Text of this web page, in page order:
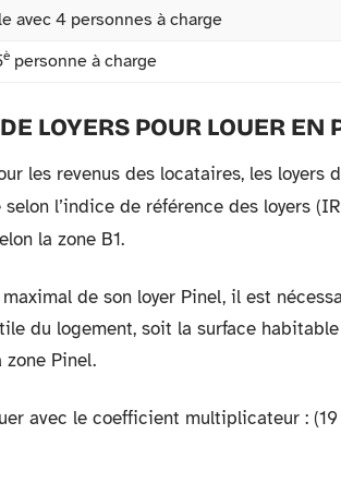
avec 4 personnes à charge
è personne à charge
LOYERS POUR LOUER EN
les revenus des locataires, les loyers
l’indice de référence des loyers
la zone B1.
de son loyer Pinel, il est
du logement, soit la surface
zone Pinel.
avec le coefficient multiplicateur :